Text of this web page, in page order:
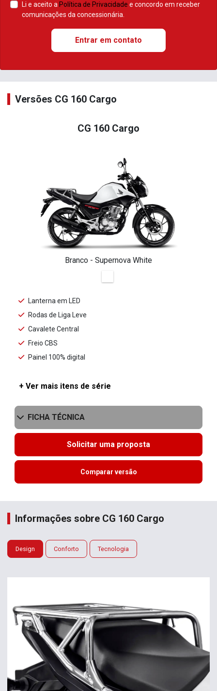
Li e aceito a Política de Privacidade e concordo em receber
comunicações da concessionária.
Entrar em contato
Versões CG 160 Cargo
CG 160 Cargo
Branco - Supernova White
Lanterna em LED
Rodas de Liga Leve
Cavalete Central
Freio CBS
Painel 100% digital
+ Ver mais itens de série
FICHA TÉCNICA
Solicitar uma proposta
Comparar versão
Informações sobre CG 160 Cargo
Design Conforto Tecnologia